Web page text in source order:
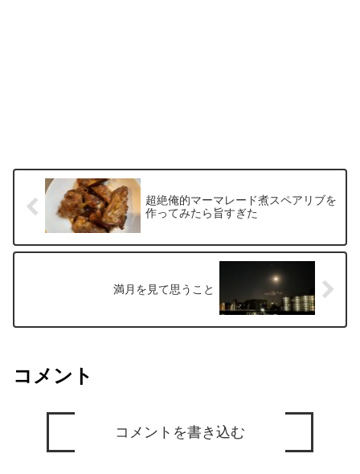
超絶俺的マーマレード煮スペアリブを
作ってみたら旨すぎた
満月を見て思うこと
コメント
コメントを書き込む